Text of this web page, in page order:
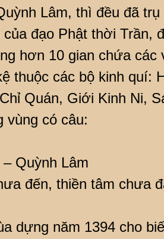
Lâm, thì đều đã
đạo Phật thời Trần,
hơn 10 gian chứa các
thuộc các bộ kinh quí:
Quán, Giới Kinh Ni,
vùng có câu:
Quỳnh Lâm
đến, thiền tâm chưa
dựng năm 1394 cho